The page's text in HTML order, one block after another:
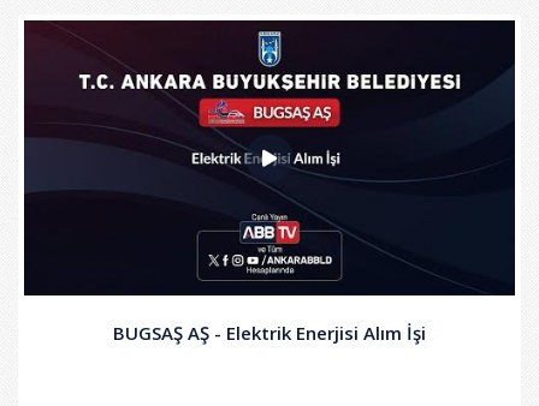
BUGSAŞ AŞ - Elektrik Enerjisi Alım İşi